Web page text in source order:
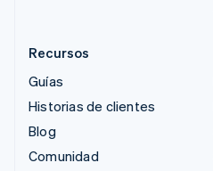
Recursos
Guías
Historias de clientes
Blog
Comunidad